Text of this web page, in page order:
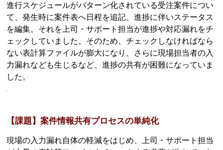
進行スケジュールがパターン化されている受注案件につい
て、発生時に案件表へ日程を追記、進捗に伴いステータス
を編集。それを上司・サポート担当が進捗や対応漏れをチ
ェックしていました。そのため、チェックしなければなら
ない表計算ファイルが膨大になり、さらに現場担当者の入
力漏れなども生じるなど、進捗の共有が困難になっていま
した。
【課題】案件情報共有プロセスの単純化
現場の入力漏れ自体の軽減をはじめ、上司・サポート担当